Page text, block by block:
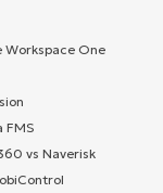
Workspace One
FMS
vs Naverisk